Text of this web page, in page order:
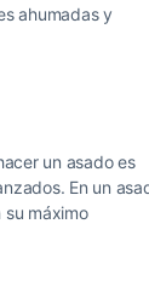
ahumadas y
un asado es
En un
su máximo